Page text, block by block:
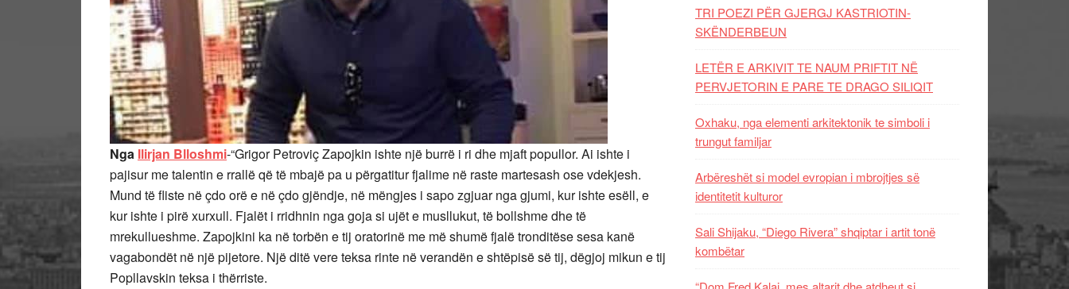
Nga Ilirjan Blloshmi-“Grigor Petroviç Zapojkin ishte një burrë i ri dhe mjaft popullor. Ai ishte i
pajisur me talentin e rrallë që të mbajë pa u përgatitur fjalime në raste martesash ose vdekjesh.
Mund të fliste në çdo orë e në çdo gjëndje, në mëngjes i sapo zgjuar nga gjumi, kur ishte esëll, e
kur ishte i pirë xurxull. Fjalët i rridhnin nga goja si ujët e musllukut, të bollshme dhe të
mrekullueshme. Zapojkini ka në torbën e tij oratorinë me më shumë fjalë tronditëse sesa kanë
vagabondët në një pijetore. Një ditë vere teksa rinte në verandën e shtëpisë së tij, dëgjoj mikun e tij
Popllavskin teksa i thërriste.
TRI POEZI PËR GJERGJ KASTRIOTIN-
SKËNDERBEUN
LETËR E ARKIVIT TE NAUM PRIFTIT NË
PERVJETORIN E PARE TE DRAGO SILIQIT
Oxhaku, nga elementi arkitektonik te simboli i
trungut familjar
Arbëreshët si model evropian i mbrojtjes së
identitetit kulturor
Sali Shijaku, “Diego Rivera” shqiptar i artit tonë
kombëtar